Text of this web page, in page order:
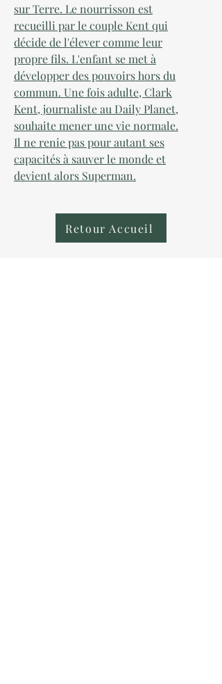
sur Terre. Le nourrisson est
recueilli par le couple Kent qui
décide de l'élever comme leur
propre fils. L'enfant se met à
développer des pouvoirs hors du
commun. Une fois adulte, Clark
Kent, journaliste au Daily Planet,
souhaite mener une vie normale.
Il ne renie pas pour autant ses
capacités à sauver le monde et
devient alors Superman.
Retour Accueil